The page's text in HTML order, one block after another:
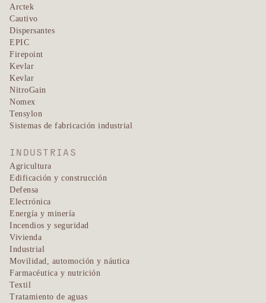
Arctek
Cautivo
Dispersantes
EPIC
Firepoint
Kevlar
Kevlar
NitroGain
Nomex
Tensylon
Sistemas de fabricación industrial
INDUSTRIAS
Agricultura
Edificación y construcción
Defensa
Electrónica
Energía y minería
Incendios y seguridad
Vivienda
Industrial
Movilidad, automoción y náutica
Farmacéutica y nutrición
Textil
Tratamiento de aguas